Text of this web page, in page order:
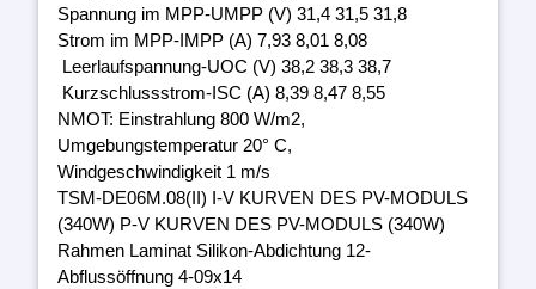
Spannung im MPP-UMPP (V) 31,4 31,5 31,8
Strom im MPP-IMPP (A) 7,93 8,01 8,08
Leerlaufspannung-UOC (V) 38,2 38,3 38,7
Kurzschlussstrom-ISC (A) 8,39 8,47 8,55
NMOT: Einstrahlung 800 W/m2,
Umgebungstemperatur 20° C,
Windgeschwindigkeit 1 m/s
TSM-DE06M.08(II) I-V KURVEN DES PV-MODULS
(340W) P-V KURVEN DES PV-MODULS (340W)
Rahmen Laminat Silikon-Abdichtung 12-
Abflussöffnung 4-09x14